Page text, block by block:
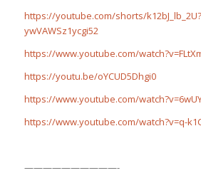
https://youtube.com/shorts/
ywVAWSz1ycgi52
https://www.youtube.com/
https://youtu.be/oYCUD5Dhgi0
https://www.youtube.com/
https://www.youtube.com/watch?v=q-
——————————-